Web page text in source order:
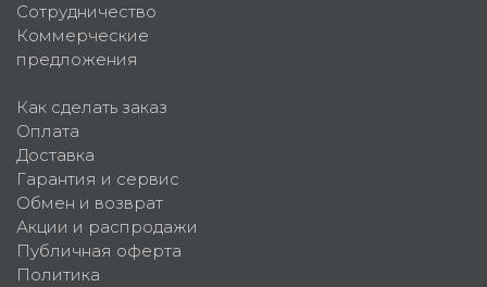
Сотрудничество
Коммерческие
предложения
Как сделать заказ
Оплата
Доставка
Гарантия и сервис
Обмен и возврат
Акции и распродажи
Публичная оферта
Политика